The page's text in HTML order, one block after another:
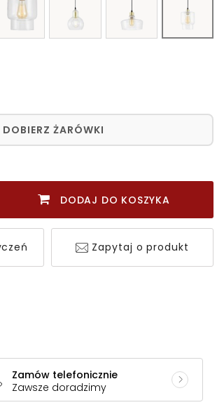
DOBIERZ ŻARÓWKI
DODAJ DO KOSZYKA
Zapytaj o produkt
Zamów telefonicznie
Zawsze doradzimy